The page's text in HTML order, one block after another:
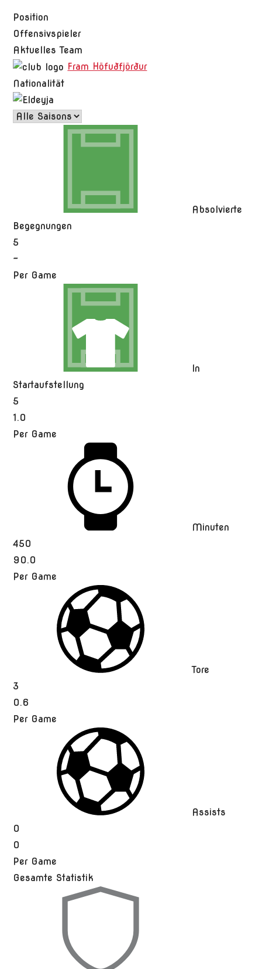
Position
Offensivspieler
Aktuelles Team
Fram Höfuðfjörður
Nationalität
Absolvierte
Begegnungen
5
-
Per Game
In
Startaufstellung
5
1.0
Per Game
Minuten
450
90.0
Per Game
Tore
3
0.6
Per Game
Assists
0
0
Per Game
Gesamte Statistik